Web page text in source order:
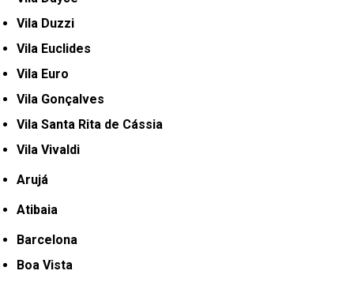
Vila Duzzi
Vila Euclides
Vila Euro
Vila Gonçalves
Vila Santa Rita de Cássia
Vila Vivaldi
Arujá
Atibaia
Barcelona
Boa Vista